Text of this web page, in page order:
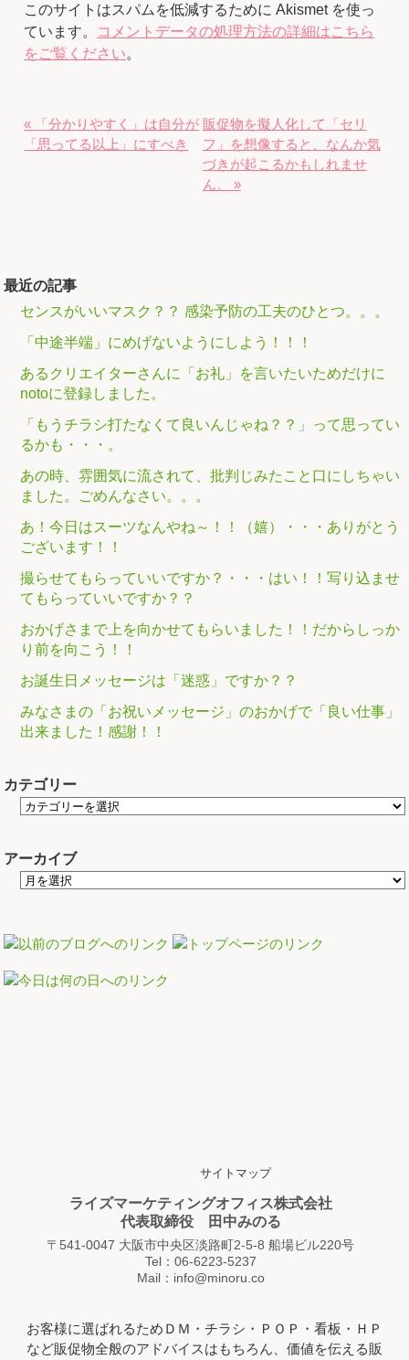
このサイトはスパムを低減するために Akismet を使っ
ています。
コメントデータの処理方法の詳細はこちら
をご覧ください。
« 「分かりやすく」は自分が
「思ってる以上」にすべき
販促物を擬人化して「セリ
フ」を想像すると、なんか気
づきが起こるかもしれませ
ん。 »
最近の記事
センスがいいマスク？？ 感染予防の工夫のひとつ。。。
「中途半端」にめげないようにしよう！！！
あるクリエイターさんに「お礼」を言いたいためだけに
notoに登録しました。
「もうチラシ打たなくて良いんじゃね？？」って思ってい
るかも・・・。
あの時、雰囲気に流されて、批判じみたこと口にしちゃい
ました。ごめんなさい。。。
あ！今日はスーツなんやね～！！（嬉）・・・ありがとう
ございます！！
撮らせてもらっていいですか？・・・はい！！写り込ませ
てもらっていいですか？？
おかげさまで上を向かせてもらいました！！だからしっか
り前を向こう！！
お誕生日メッセージは「迷惑」ですか？？
みなさまの「お祝いメッセージ」のおかげで「良い仕事」
出来ました！感謝！！
カテゴリー
アーカイブ
サイトマップ
ライズマーケティングオフィス株式会社
代表取締役 田中みのる
〒541-0047 大阪市中央区淡路町2-5-8 船場ビル220号
Tel：06-6223-5237
Mail：info@minoru.co
お客様に選ばれるためＤＭ・チラシ・ＰＯＰ・看板・ＨＰ
など販促物全般のアドバイスはもちろん、価値を伝える販